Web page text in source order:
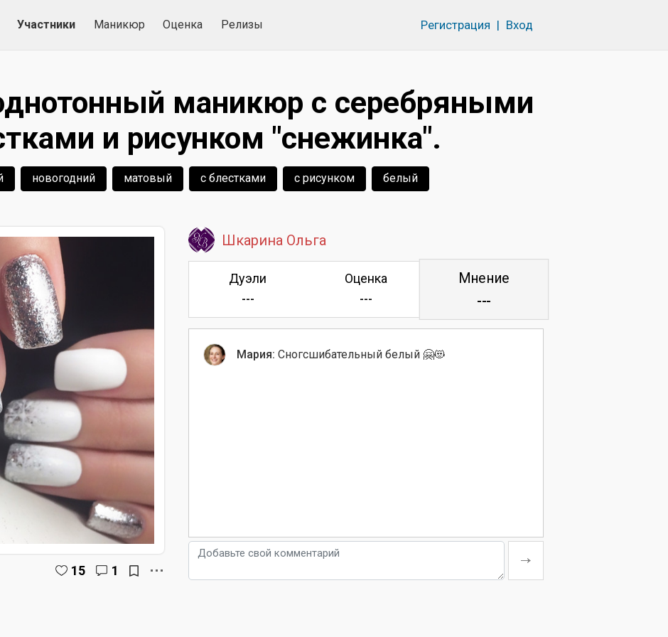
Участники Маникюр Оценка Релизы Регистрация | Вход
маникюр с серебряными
и рисунком "снежинка".
новогодний матовый с блестками с рисунком белый
15 1
Шкарина Ольга
Дуэли
---
Оценка
---
Мнение
---
Мария: Сногсшибательный белый 🤗😻